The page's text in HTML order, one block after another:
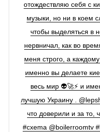
отождествляю себя с
музыки, но ни в коем
чтобы выделяться в
нервничал, как во
меня строго, а
именно вы делаете
весь мир 👽🚀⚡️ и
лучшую Украину .
что доверили и за то,
#cxema @boilerroomtv